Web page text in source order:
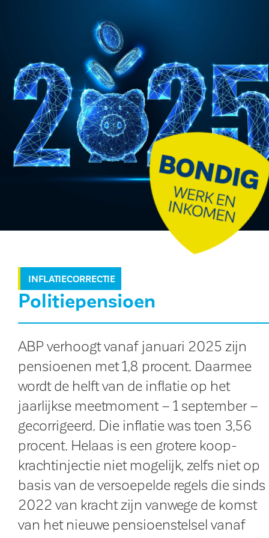
INFLATIECORRECTIE
Politiepensioen
ABP verhoogt vanaf januari 2025 zijn
pen­sioenen met 1,8 procent. Daarmee
wordt de helft van de inflatie op het
jaarlijkse meetmoment – 1 september –
gecorrigeerd. Die inflatie was toen 3,56
procent. Helaas is een grotere koop­
kracht­injectie niet mogelijk, zelfs niet op
basis van de versoepelde regels die sinds
2022 van kracht zijn vanwege de komst
van het nieuwe pensioen­stelsel vanaf